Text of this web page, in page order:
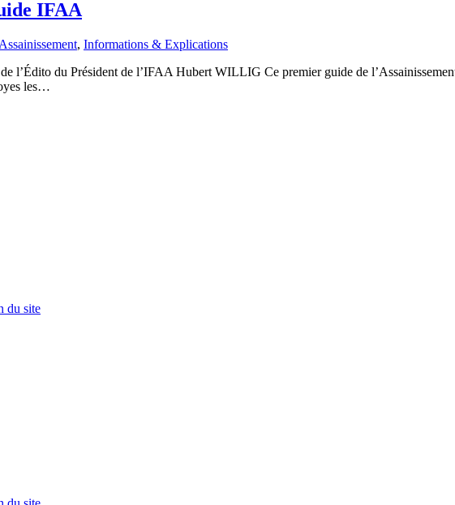
IFAA
, Informations & Explications
du Président de l’IFAA Hubert WILLIG Ce premier guide de
les…
du site